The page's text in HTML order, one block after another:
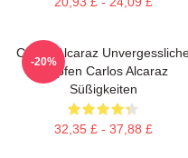
Carlos Alcaraz
Tropfen Carlos Alcaraz
Süßigkeiten
32,35 £ - 37,88 £
-20%